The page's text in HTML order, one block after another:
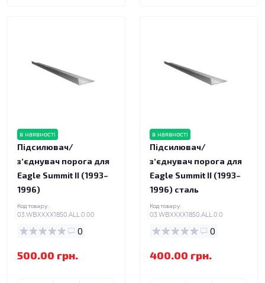
в наявності
Підсилювач/
зʼєднувач порога для
Eagle Summit II (1993–
1996)
Код товару:
03.WBXXXX1850.ALL.0.00
0
500.00 грн.
в наявності
Підсилювач/
зʼєднувач порога для
Eagle Summit II (1993–
1996) сталь
Код товару:
03.WBXXXX1850.ALL.0.0
0
400.00 грн.